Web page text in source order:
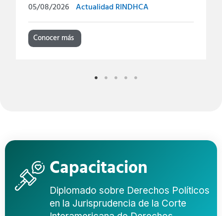
05/08/2026 Actualidad RINDHCA
Conocer más
Capacitacion
Diplomado sobre Derechos Políticos
en la Jurisprudencia de la Corte